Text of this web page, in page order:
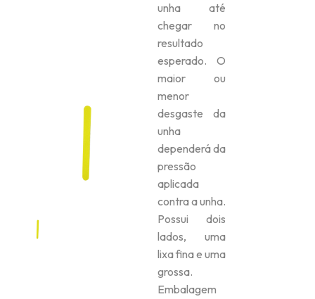
unha até
chegar no
resultado
esperado. O
maior ou
menor
desgaste da
unha
dependerá da
pressão
aplicada
contra a unha.
Possui dois
lados, uma
lixa fina e uma
grossa.
Embalagem